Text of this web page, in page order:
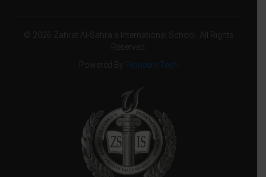
© 2026 Zahrat Al-Sahra'a International School. All Rights
Reserved.
Powered By Pioneers Tech